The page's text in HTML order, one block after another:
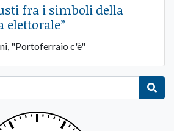
fra i simboli della
"Portoferraio c'è"